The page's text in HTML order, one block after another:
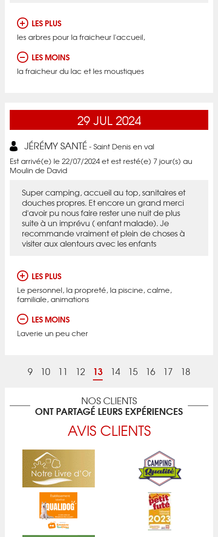
LES PLUS
les arbres pour la fraicheur l'accueil,
LES MOINS
la fraicheur du lac et les moustiques
29 JUL 2024
JÉRÉMY SANTÉ- Saint Denis en val
Est arrivé(e) le 22/07/2024 et est resté(e) 7 jour(s) au
Moulin de David
Super camping, accueil au top, sanitaires et
douches propres. Et encore un grand merci
d'avoir pu nous faire rester une nuit de plus
suite à un imprévu ( enfant malade). Je
recommande vraiment et plein de choses à
visiter aux alentours avec les enfants
LES PLUS
Le personnel, la propreté, la piscine, calme,
familiale, animations
LES MOINS
Laverie un peu cher
9 10 11 12 13 14 15 16 17 18
NOS CLIENTS
ONT PARTAGÉ LEURS EXPÉRIENCES
AVIS CLIENTS